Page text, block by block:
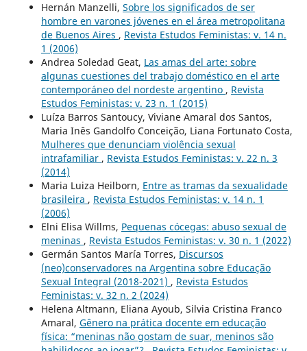
Hernán Manzelli, Sobre los significados de ser
hombre en varones jóvenes en el área metropolitana
de Buenos Aires , Revista Estudos Feministas: v. 14 n.
1 (2006)
Andrea Soledad Geat, Las amas del arte: sobre
algunas cuestiones del trabajo doméstico en el arte
contemporáneo del nordeste argentino , Revista
Estudos Feministas: v. 23 n. 1 (2015)
Luíza Barros Santoucy, Viviane Amaral dos Santos,
Maria Inês Gandolfo Conceição, Liana Fortunato Costa,
Mulheres que denunciam violência sexual
intrafamiliar , Revista Estudos Feministas: v. 22 n. 3
(2014)
Maria Luiza Heilborn, Entre as tramas da sexualidade
brasileira , Revista Estudos Feministas: v. 14 n. 1
(2006)
Elni Elisa Willms, Pequenas cócegas: abuso sexual de
meninas , Revista Estudos Feministas: v. 30 n. 1 (2022)
Germán Santos María Torres, Discursos
(neo)conservadores na Argentina sobre Educação
Sexual Integral (2018-2021) , Revista Estudos
Feministas: v. 32 n. 2 (2024)
Helena Altmann, Eliana Ayoub, Silvia Cristina Franco
Amaral, Gênero na prática docente em educação
física: “meninas não gostam de suar, meninos são